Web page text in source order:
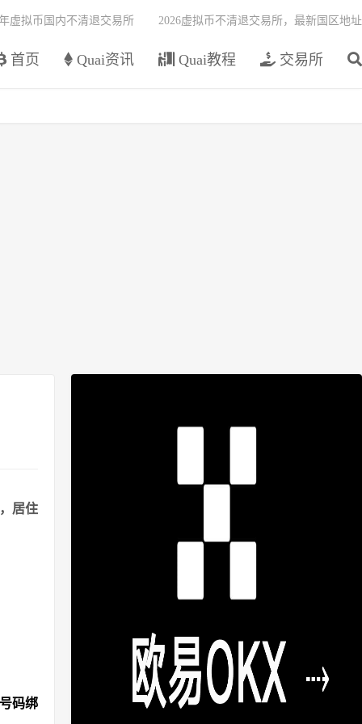
首页 Quai资讯 Quai教程 交易所
虚拟币国内不清退交易所 2026虚拟币不清退交易所，最新国区地址
居住
码绑